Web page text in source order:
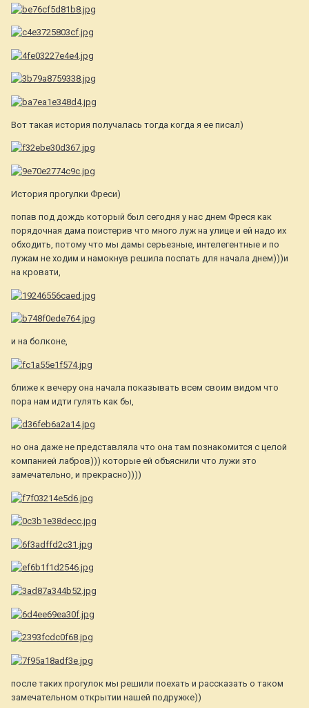
Вот такая история получалась тогда когда я ее писал)
История прогулки Фреси)
попав под дождь который был сегодня у нас днем Фреся как
порядочная дама поистерив что много луж на улице и ей надо их
обходить, потому что мы дамы серьезные, интелегентные и по
лужам не ходим и намокнув решила поспать для начала днем)))и
на кровати,
и на болконе,
ближе к вечеру она начала показывать всем своим видом что
пора нам идти гулять как бы,
но она даже не представляла что она там познакомится с целой
компанией лабров))) которые ей объяснили что лужи это
замечательно, и прекрасно))))
после таких прогулок мы решили поехать и рассказать о таком
замечательном открытии нашей подружке))